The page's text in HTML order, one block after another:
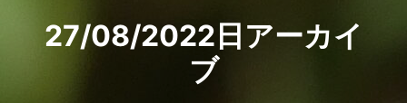
27/08/2022日アーカイ
ブ